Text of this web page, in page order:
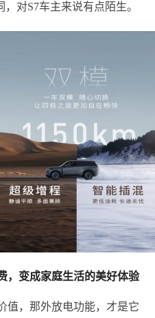
对S7车主来说有点陌生。
，变成家庭生活的美好体验
值，那外放电功能，才是它